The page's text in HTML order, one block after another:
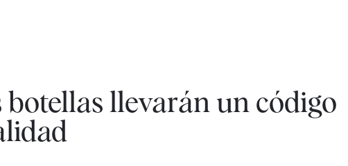
llevarán un código